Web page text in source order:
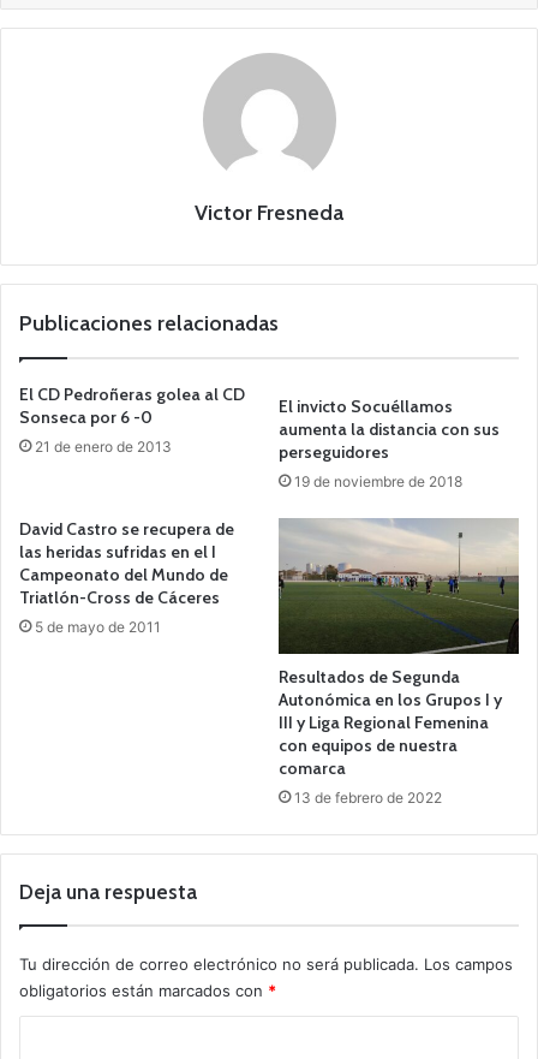
Victor Fresneda
Publicaciones relacionadas
El CD Pedroñeras golea al CD
Sonseca por 6 -0
21 de enero de 2013
El invicto Socuéllamos
aumenta la distancia con sus
perseguidores
19 de noviembre de 2018
David Castro se recupera de
las heridas sufridas en el I
Campeonato del Mundo de
Triatlón-Cross de Cáceres
5 de mayo de 2011
Resultados de Segunda
Autonómica en los Grupos I y
III y Liga Regional Femenina
con equipos de nuestra
comarca
13 de febrero de 2022
Deja una respuesta
Tu dirección de correo electrónico no será publicada. Los campos
obligatorios están marcados con *